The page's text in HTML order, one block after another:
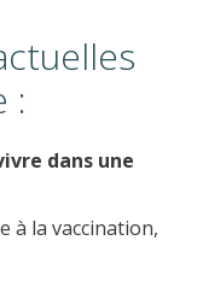
:
dans une
à la vaccination,